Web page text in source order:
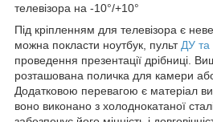
телевізора на -10°/+10°
Під кріпленням для телевізора є
можна покласти ноутбук, пульт ДУ та
проведення презентації дрібниці.
розташована поличка для камери
Додатковою перевагою є матеріал
воно виконано з холоднокатаної